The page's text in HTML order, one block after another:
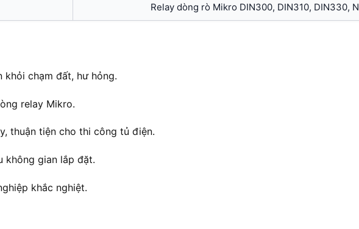
Relay dòng rò Mikro DIN300, DIN310, DIN330,
khỏi chạm đất, hư hỏng.
relay Mikro.
thuận tiện cho thi công tủ điện.
không gian lắp đặt.
khắc nghiệt.